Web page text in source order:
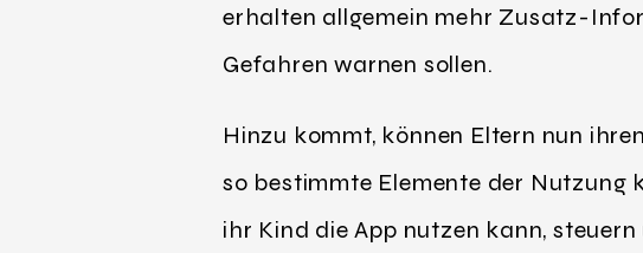
erhalten allgemein mehr Zusatz-
Gefahren warnen sollen.
Hinzu kommt, können Eltern nun
so bestimmte Elemente der Nutzung
ihr Kind die App nutzen kann,